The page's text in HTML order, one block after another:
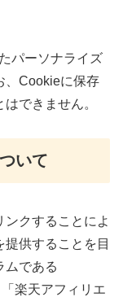
パーソナライズ
、Cookieに保存
できません。
いて
クすることによ
供することを目
ムである
楽天アフィリエ